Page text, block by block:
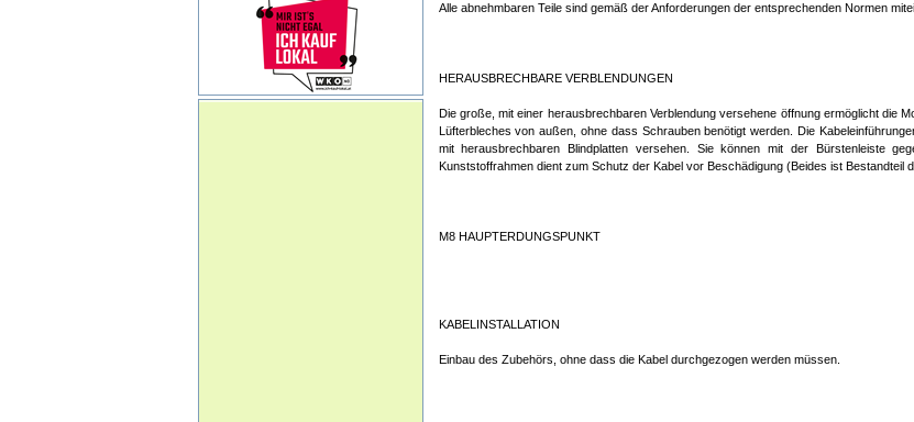
Alle abnehmbaren Teile sind gemäß der Anforderungen der entsprechenden Normen
HERAUSBRECHBARE VERBLENDUNGEN
Die große, mit einer herausbrechbaren Verblendung versehene öffnung ermöglicht die
Lüfterbleches von außen, ohne dass Schrauben benötigt werden. Die
mit herausbrechbaren Blindplatten versehen. Sie können mit der Bürstenleiste
Kunststoffrahmen dient zum Schutz der Kabel vor Beschädigung (Beides ist Bestandteil
M8 HAUPTERDUNGSPUNKT
KABELINSTALLATION
Einbau des Zubehörs, ohne dass die Kabel durchgezogen werden müssen.